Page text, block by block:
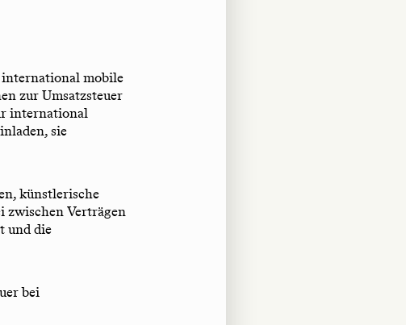
mobile
zur Umsatzsteuer
international
sie
künstlerische
zwischen Verträgen
und die
bei